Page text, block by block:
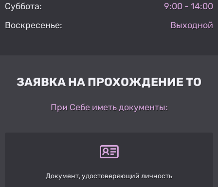
Суббота:
9:00 - 14:00
Воскресенье:
Выходной
ЗАЯВКА НА ПРОХОЖДЕНИЕ ТО
При Себе иметь документы:
Документ, удостоверяющий личность